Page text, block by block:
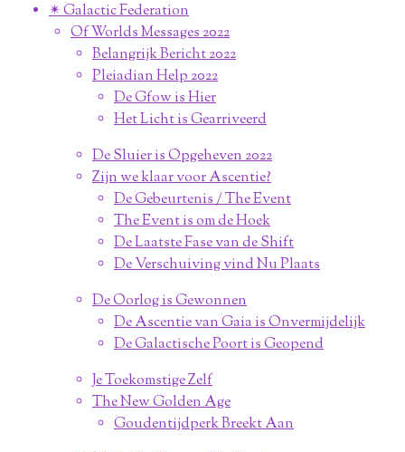
✴︎ Galactic Federation
Of Worlds Messages 2022
Belangrijk Bericht 2022
Pleiadian Help 2022
De Gfow is Hier
Het Licht is Gearriveerd
De Sluier is Opgeheven 2022
Zijn we klaar voor Ascentie?
De Gebeurtenis / The Event
The Event is om de Hoek
De Laatste Fase van de Shift
De Verschuiving vind Nu Plaats
De Oorlog is Gewonnen
De Ascentie van Gaia is Onvermijdelijk
De Galactische Poort is Geopend
Je Toekomstige Zelf
The New Golden Age
Goudentijdperk Breekt Aan